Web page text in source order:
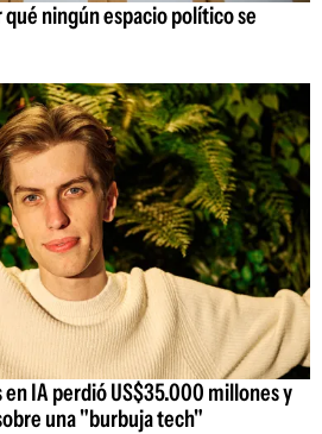
ningún espacio político se
IA perdió US$35.000 millones y
una "burbuja tech"